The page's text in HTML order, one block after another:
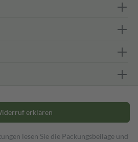
erklären
lesen Sie die Packungsbeilage und